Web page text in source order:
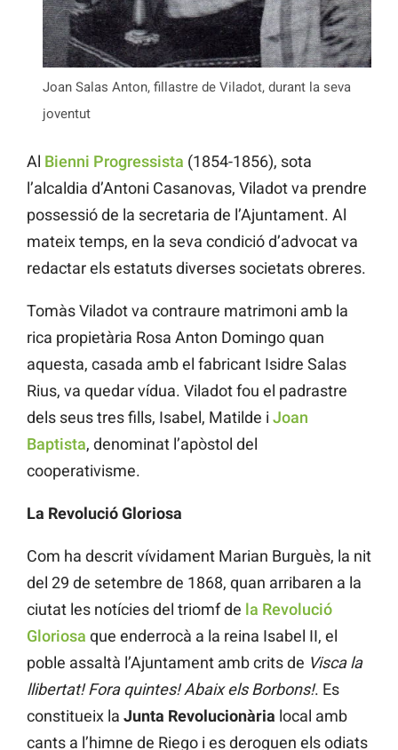
Joan Salas Anton, fillastre de Viladot, durant la seva
joventut
Al Bienni Progressista (1854-1856), sota
l’alcaldia d’Antoni Casanovas, Viladot va prendre
possessió de la secretaria de l’Ajuntament. Al
mateix temps, en la seva condició d’advocat va
redactar els estatuts diverses societats obreres.
Tomàs Viladot va contraure matrimoni amb la
rica propietària Rosa Anton Domingo quan
aquesta, casada amb el fabricant Isidre Salas
Rius, va quedar vídua. Viladot fou el padrastre
dels seus tres fills, Isabel, Matilde i Joan
Baptista, denominat l’apòstol del
cooperativisme.
La Revolució Gloriosa
Com ha descrit vívidament Marian Burguès, la nit
del 29 de setembre de 1868, quan arribaren a la
ciutat les notícies del triomf de la Revolució
Gloriosa que enderrocà a la reina Isabel II, el
poble assaltà l’Ajuntament amb crits de Visca la
llibertat! Fora quintes! Abaix els Borbons!. Es
constitueix la Junta Revolucionària local amb
cants a l’himne de Riego i es deroguen els odiats